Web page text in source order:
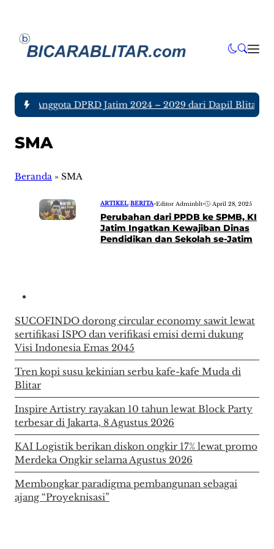
tujuh Anggota DPRD Jatim 2024 – 2029 dari Dapil Blitar
SMA
Beranda » SMA
ARTIKEL BERITA•Editor Adminblt• April 28, 2025
Perubahan dari PPDB ke SPMB, KI
Jatim Ingatkan Kewajiban Dinas
Pendidikan dan Sekolah se-Jatim
SUCOFINDO dorong circular economy sawit lewat
sertifikasi ISPO dan verifikasi emisi demi dukung
Visi Indonesia Emas 2045
Tren kopi susu kekinian serbu kafe-kafe Muda di
Blitar
Inspire Artistry rayakan 10 tahun lewat Block Party
terbesar di Jakarta, 8 Agustus 2026
KAI Logistik berikan diskon ongkir 17% lewat promo
Merdeka Ongkir selama Agustus 2026
Membongkar paradigma pembangunan sebagai
ajang “Proyeknisasi”